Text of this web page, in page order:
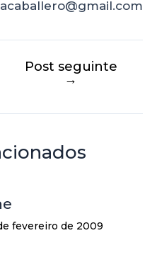
Post seguinte
→
fevereiro de 2009